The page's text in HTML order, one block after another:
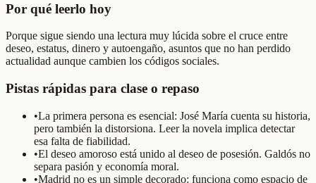
Por qué leerlo hoy
Porque sigue siendo una lectura muy lúcida sobre el cruce entre
deseo, estatus, dinero y autoengaño, asuntos que no han perdido
actualidad aunque cambien los códigos sociales.
Pistas rápidas para clase o repaso
•La primera persona es esencial: José María cuenta su historia,
pero también la distorsiona. Leer la novela implica detectar
esa falta de fiabilidad.
•El deseo amoroso está unido al deseo de posesión. Galdós no
separa pasión y economía moral.
•Madrid no es un simple decorado: funciona como espacio de